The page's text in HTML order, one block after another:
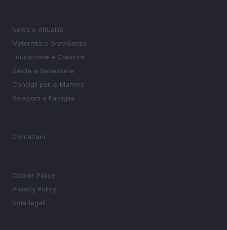
News e Attualità
Maternità e Gravidanza
Educazione e Crescita
Salute e Benessere
Consigli per le Mamme
Relazioni e Famiglia
Contattaci
Cookie Policy
Privacy Policy
Note legali